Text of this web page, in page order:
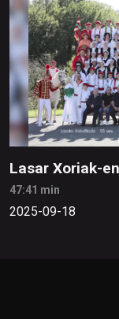
Lasar Xoriak-
47:41 min
2025-09-18